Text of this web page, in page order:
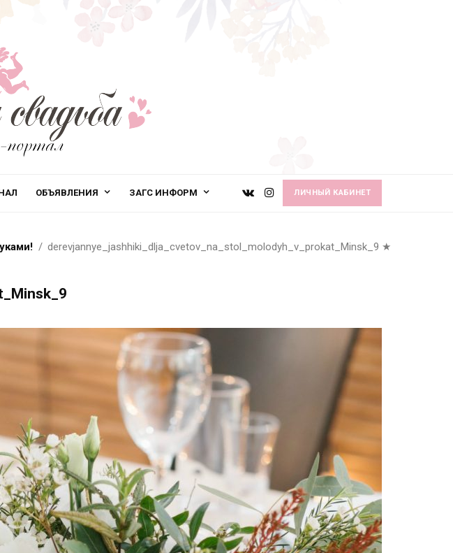
ОБЪЯВЛЕНИЯ ЗАГС ИНФОРМ ЛИЧНЫЙ КАБИНЕТ
derevjannye_jashhiki_dlja_cvetov_na_stol_molodyh_v_prokat_Minsk_9 ★